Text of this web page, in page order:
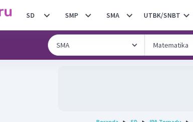
SD SMP SMA UTBK/SNBT